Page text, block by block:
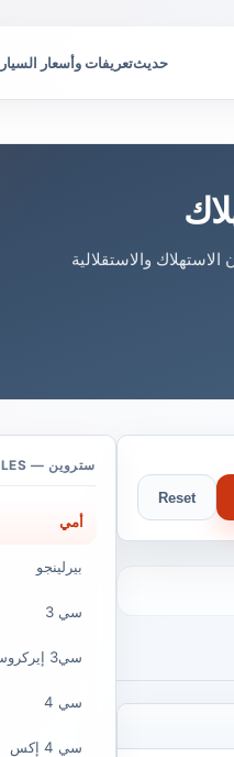
حديثتعريفات وأسعار
والاستقلالية
Reset
ستروين — MODÈLES
أمي
بيرلينجو
سي 3
سي3 إيركروس
سي 4
سي 4 إكس